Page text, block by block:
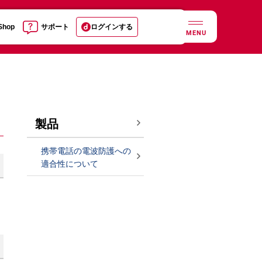
サポート ログインする
MENU
製品
携帯電話の電波防護への
適合性について